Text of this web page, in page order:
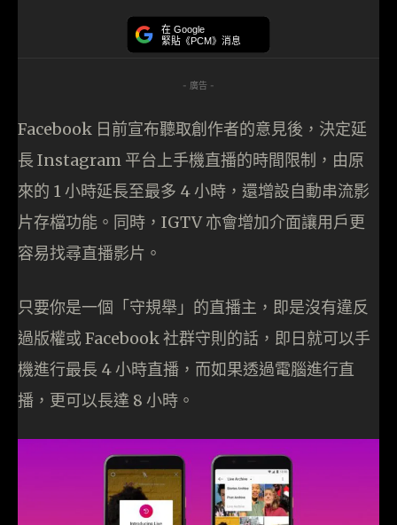
在 Google
緊貼《PCM》消息
- 廣告 -
Facebook 日前宣布聽取創作者的意見後，決定延
長 Instagram 平台上手機直播的時間限制，由原
來的 1 小時延長至最多 4 小時，還增設自動串流影
片存檔功能。同時，IGTV 亦會增加介面讓用戶更
容易找尋直播影片。
只要你是一個「守規舉」的直播主，即是沒有違反
過版權或 Facebook 社群守則的話，即日就可以手
機進行最長 4 小時直播，而如果透過電腦進行直
播，更可以長達 8 小時。